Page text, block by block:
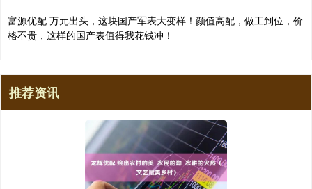
富源优配 万元出头，这块国产军表大变样！颜值高配，做工到位，价
格不贵，这样的国产表值得我花钱冲！
推荐资讯